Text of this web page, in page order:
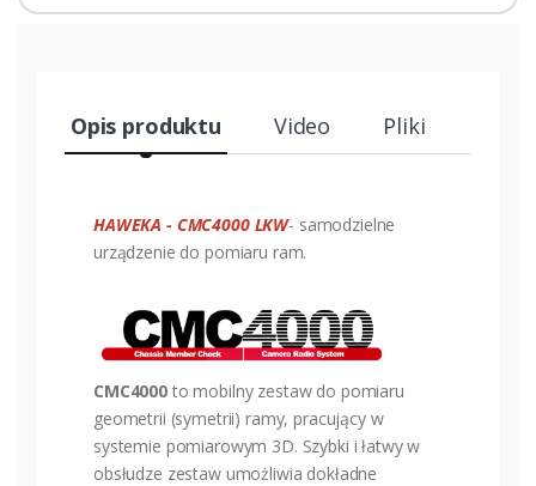
Opis produktu Video Pliki
HAWEKA - CMC4000 LKW- samodzielne
urządzenie do pomiaru ram.
CMC4000 to mobilny zestaw do pomiaru
geometrii (symetrii) ramy, pracujący w
systemie pomiarowym 3D. Szybki i łatwy w
obsłudze zestaw umożliwia dokładne